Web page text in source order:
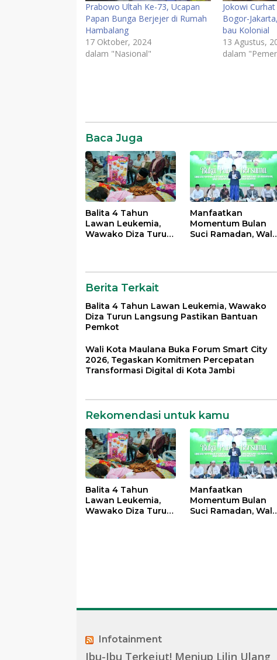
Prabowo Ultah Ke-73, Ucapan
Papan Bunga Berjejer di Rumah
Hambalang
17 Oktober, 2024
dalam "Nasional"
Jokowi
Bogor-
bau Kolonial
13 Agustus,
dalam
Komentar
Baca Juga
Balita 4 Tahun
Lawan Leukemia,
Wawako Diza Turun
Manfaatkan
Momentum Bulan
Suci Ramadan, Wali
Masyarakat
Berita Terkait
Balita 4 Tahun Lawan Leukemia, Wawako
Diza Turun Langsung Pastikan Bantuan
Pemkot
Wali Kota Maulana Buka Forum Smart City
2026, Tegaskan Komitmen Percepatan
Transformasi Digital di Kota Jambi
Rekomendasi untuk kamu
Balita 4 Tahun
Lawan Leukemia,
Wawako Diza Turun
Manfaatkan
Momentum Bulan
Suci Ramadan, Wali
Infotainment
Ibu-Ibu Terkejut! Meniup Lilin Ulang